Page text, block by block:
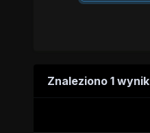
Znaleziono 1 wynik